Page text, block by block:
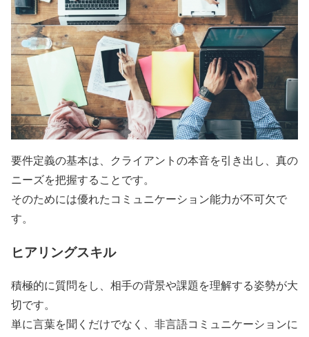
要件定義の基本は、クライアントの本音を引き出し、真の
ニーズを把握することです。
そのためには優れたコミュニケーション能力が不可欠で
す。
ヒアリングスキル
積極的に質問をし、相手の背景や課題を理解する姿勢が大
切です。
単に言葉を聞くだけでなく、非言語コミュニケーションに